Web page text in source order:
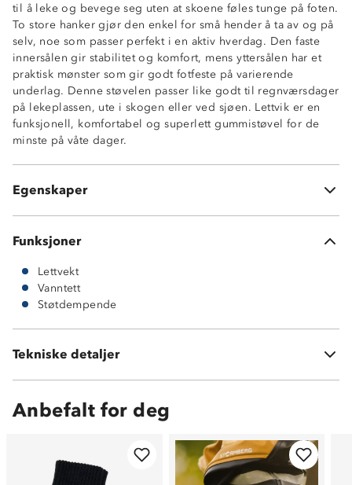
til å leke og bevege seg uten at skoene føles tunge på foten.
To store hanker gjør den enkel for små hender å ta av og på
selv, noe som passer perfekt i en aktiv hverdag. Den faste
innersålen gir stabilitet og komfort, mens yttersålen har et
praktisk mønster som gir godt fotfeste på varierende
underlag. Denne støvelen passer like godt til regnværsdager
på lekeplassen, ute i skogen eller ved sjøen. Lettvik er en
funksjonell, komfortabel og superlett gummistøvel for de
minste på våte dager.
Egenskaper
Lettvekt
God demping
Fast innersåle
Stilrent design
To store hanker
i romtemperatur.
Funksjoner
Lettvekt
Vanntett
Støtdempende
Tekniske detaljer
Vekt:188g i str 23
Anbefalt for deg